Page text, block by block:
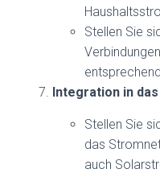
Stellen Sie
Integration in
Stellen Sie
das
auch